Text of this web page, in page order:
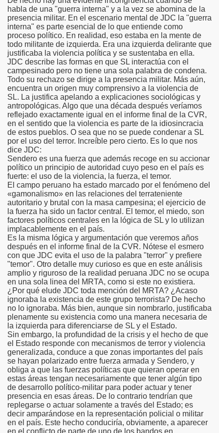
habla de una "guerra interna" y a la vez se abomina de la
presencia militar. En el escenario mental de JDC la "guerra
interna" es parte esencial de lo que entiende como
proceso político. En realidad, eso estaba en la mente de
todo militante de izquierda. Era una izquierda delirante que
justificaba la violencia política y se sustentaba en ella.
JDC describe las formas en que SL interactúa con el
campesinado pero no tiene una sola palabra de condena.
Todo su rechazo se dirige a la presencia militar. Más aún,
encuentra un origen muy comprensivo a la violencia de
SL. La justifica apelando a explicaciones sociológicas y
antropológicas. Algo que una década después veríamos
reflejado exactamente igual en el informe final de la CVR,
en el sentido que la violencia es parte de la idiosincracia
de estos pueblos. O sea que no se puede condenar a SL
por el uso del terror. Increíble pero cierto. Es lo que nos
dice JDC:
Sendero es una fuerza que además recoge en su accionar
político un principio de autoridad cuyo peso en el país es
fuerte: el uso de la violencia, la fuerza, el temor.
El campo peruano ha estado marcado por el fenómeno del
«gamonalismo» en las relaciones del terrateniente
autoritario y brutal con la masa campesina; el ejercicio de
la fuerza ha sido un factor central. El temor, el miedo, son
factores políticos centrales en la lógica de SL y lo utilizan
implacablemente en el país.
Es la misma lógica y argumentación que veremos años
después en el informe final de la CVR. Nótese el esmero
con que JDC evita el uso de la palabra "terror" y prefiere
"temor". Otro detalle muy curioso es que en este análisis
amplio y riguroso de la realidad peruana JDC no se ocupa
en una sola linea del MRTA, como si este no existiera.
¿Por qué elude JDC toda mención del MRTA? ¿Acaso
ignoraba la existencia de este grupo terrorista? De hecho
no lo ignoraba. Más bien, aunque sin nombrarlo, justificaba
plenamente su existencia como una manera necesaria de
la izquierda para diferenciarse de SL y el Estado.
Sin embargo, la profundidad de la crisis y el hecho de que
el Estado responde con mecanismos de terror y violencia
generalizada, conduce a que zonas importantes del país
se hayan polarizado entre fuerza armada y Sendero, y
obliga a que las fuerzas políticas que quieran operar en
estas áreas tengan necesariamente que tener algún tipo
de desarrollo político-militar para poder actuar y tener
presencia en esas áreas. De lo contrario tendrían que
replegarse o actuar solamente a través del Estado; es
decir amparándose en la representación policial o militar
en el país. Este hecho conduciría, obviamente, a aparecer
en el conflicto de parte de uno de los bandos en